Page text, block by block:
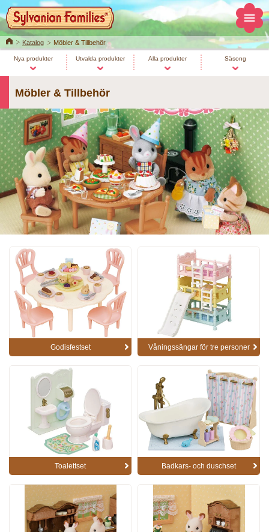
HomeKatalog Möbler & Tillbehör
Nya produkter Utvalda produkter Alla produkter Säsong
Möbler & Tillbehör
Godisfestset Våningssängar för tre personer
Toalettset Badkars- och duschset